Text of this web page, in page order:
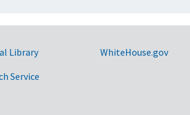
Library
Service
WhiteHouse.gov